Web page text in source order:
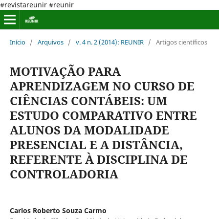
#revistareunir #reunir
Início / Arquivos / v. 4 n. 2 (2014): REUNIR / Artigos científicos
MOTIVAÇÃO PARA
APRENDIZAGEM NO CURSO DE
CIÊNCIAS CONTÁBEIS: UM
ESTUDO COMPARATIVO ENTRE
ALUNOS DA MODALIDADE
PRESENCIAL E A DISTÂNCIA,
REFERENTE À DISCIPLINA DE
CONTROLADORIA
Carlos Roberto Souza Carmo